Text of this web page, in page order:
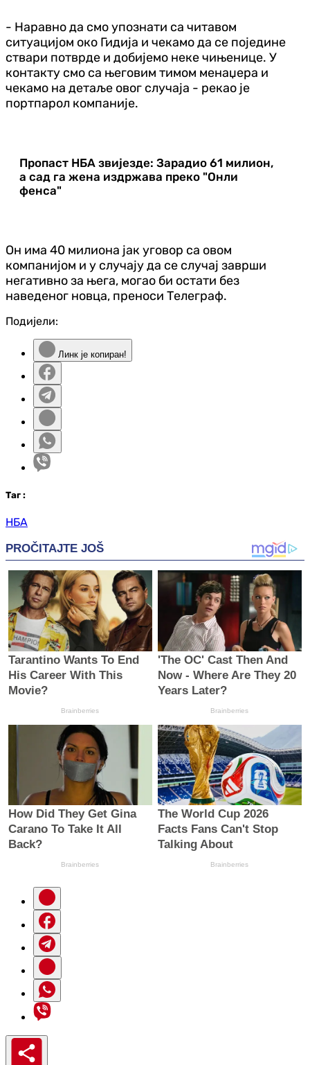
- Наравно да смо упознати са читавом
ситуацијом око Гидија и чекамо да се поједине
ствари потврде и добијемо неке чињенице. У
контакту смо са његовим тимом менаџера и
чекамо на детаље овог случаја - рекао је
портпарол компаније.
Пропаст НБА звијезде: Зарадио 61 милион,
а сад га жена издржава преко "Онли
фенса"
Он има 40 милиона јак уговор са овом
компанијом и у случају да се случај заврши
негативно за њега, могао би остати без
наведеног новца, преноси Телеграф.
Подијели:
Линк је копиран!
Таг :
НБА